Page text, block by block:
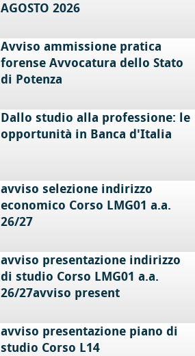
AGOSTO 2026
Avviso ammissione pratica
forense Avvocatura dello Stato
di Potenza
Dallo studio alla professione: le
opportunità in Banca d'Italia
avviso selezione indirizzo
economico Corso LMG01 a.a.
26/27
avviso presentazione indirizzo
di studio Corso LMG01 a.a.
26/27avviso present
avviso presentazione piano di
studio Corso L14